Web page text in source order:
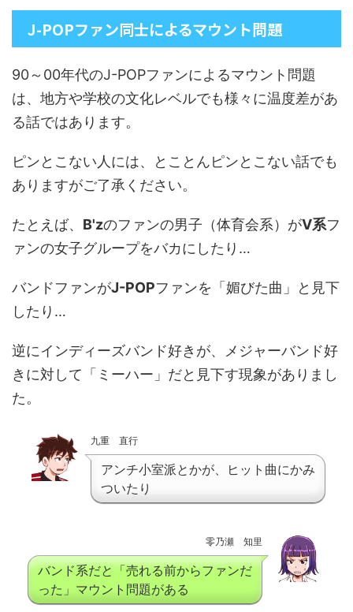
J-POPファン同士によるマウント問題
90～00年代のJ-POPファンによるマウント問題
は、地方や学校の文化レベルでも様々に温度差があ
る話ではあります。
ピンとこない人には、とことんピンとこない話でも
ありますがご了承ください。
たとえば、 B'zのファンの男子（体育会系）がV系フ
ァンの女子グループをバカにしたり…
バンドファンがJ-POPファンを「媚びた曲」と見下
したり…
逆にインディーズバンド好きが、メジャーバンド好
きに対して「ミーハー」だと見下す現象がありまし
た。
九重 直行
アンチ小室派とかが、ヒット曲にかみ
ついたり
零乃瀬 知里
バンド系だと「売れる前からファンだ
った」マウント問題がある